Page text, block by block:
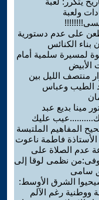
ولعبة
على عدم دستورية
بناء الكنائس
لمسيرة سلمية أمام
الأبيض
منتصف الليل بين
الطيب وعباس
مينا بديع عبد
عليك
المفاهيم الملتبسة
فاطمة ناعوت
عدم الصلاة على
نظمى لوقا إلى
سامى
الشرق الأوسط:
ووطنية رغم الآلم